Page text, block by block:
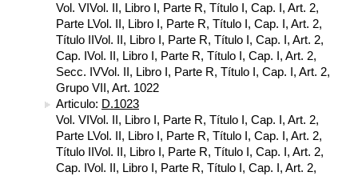
Vol. VIVol. II, Libro I, Parte R, Título I, Cap. I, Art. 2,
Parte LVol. II, Libro I, Parte R, Título I, Cap. I, Art. 2,
Título IIVol. II, Libro I, Parte R, Título I, Cap. I, Art. 2,
Cap. IVol. II, Libro I, Parte R, Título I, Cap. I, Art. 2,
Secc. IVVol. II, Libro I, Parte R, Título I, Cap. I, Art. 2,
Grupo VII, Art. 1022
Articulo: D.1023
Vol. VIVol. II, Libro I, Parte R, Título I, Cap. I, Art. 2,
Parte LVol. II, Libro I, Parte R, Título I, Cap. I, Art. 2,
Título IIVol. II, Libro I, Parte R, Título I, Cap. I, Art. 2,
Cap. IVol. II, Libro I, Parte R, Título I, Cap. I, Art. 2,